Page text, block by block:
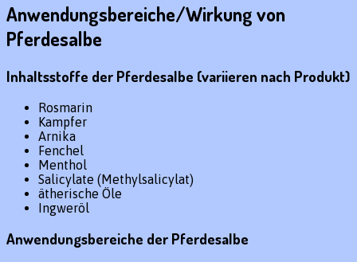
Anwendungsbereiche/Wirkung von
Pferdesalbe
Inhaltsstoffe der Pferdesalbe (variieren nach Produkt)
Rosmarin
Kampfer
Arnika
Fenchel
Menthol
Salicylate (Methylsalicylat)
ätherische Öle
Ingweröl
Anwendungsbereiche der Pferdesalbe